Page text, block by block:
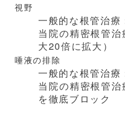
視野
一般的な根管治療
当院の精密根管
大20倍に拡大）
唾液の排除
一般的な根管治療
当院の精密根管
を徹底ブロック